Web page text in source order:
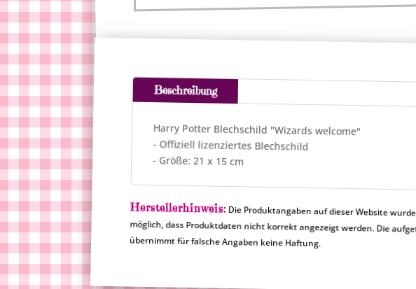
Beschreibung
Harry Potter Blechschild "Wizards welcome"
- Offiziell lizenziertes Blechschild
- Größe: 21 x 15 cm
Herstellerhinweis:Die Produktangaben auf dieser Website
möglich, dass Produktdaten nicht korrekt angezeigt
übernimmt für falsche Angaben keine Haftung.